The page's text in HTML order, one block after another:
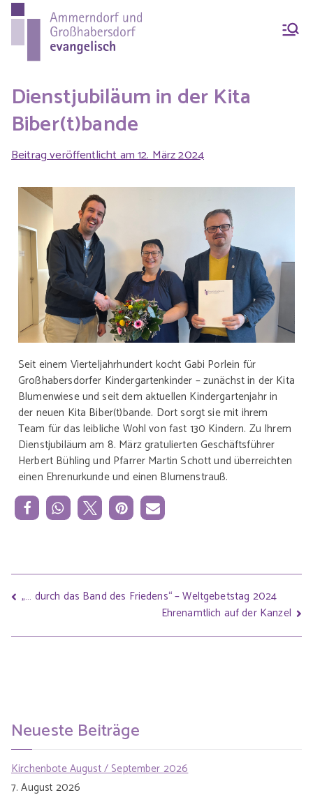
Ammern
dorf &
Großhab
ersdorf
evangeli
sch
Großhabersdorf
Dienstjubiläum in der Kita
Biber(t)bande
Beitrag veröffentlicht am12. März 2024
Seit einem Vierteljahrhundert kocht Gabi Porlein für
Großhabersdorfer Kindergartenkinder – zunächst in der Kita
Blumenwiese und seit dem aktuellen Kindergartenjahr in
der neuen Kita Biber(t)bande. Dort sorgt sie mit ihrem
Team für das leibliche Wohl von fast 130 Kindern. Zu Ihrem
Dienstjubiläum am 8. März gratulierten Geschäftsführer
Herbert Bühling und Pfarrer Martin Schott und überreichten
einen Ehrenurkunde und einen Blumenstrauß.
„… durch das Band des Friedens“ – Weltgebetstag 2024
Ehrenamtlich auf der Kanzel
Neueste Beiträge
Kirchenbote August / September 2026
7. August 2026